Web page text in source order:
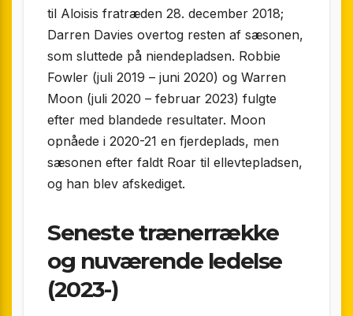
til Aloisis fratræden 28. december 2018;
Darren Davies overtog resten af sæsonen,
som sluttede på niendepladsen. Robbie
Fowler (juli 2019 – juni 2020) og Warren
Moon (juli 2020 – februar 2023) fulgte
efter med blandede resultater. Moon
opnåede i 2020-21 en fjerdeplads, men
sæsonen efter faldt Roar til ellevtepladsen,
og han blev afskediget.
Seneste trænerrække
og nuværende ledelse
(2023-)